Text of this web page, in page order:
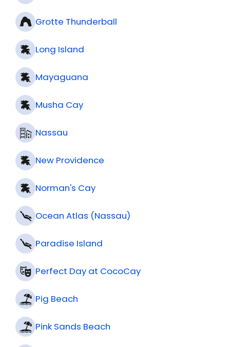
Grotte Thunderball
Long Island
Mayaguana
Musha Cay
Nassau
New Providence
Norman's Cay
Ocean Atlas (Nassau)
Paradise Island
Perfect Day at CocoCay
Pig Beach
Pink Sands Beach